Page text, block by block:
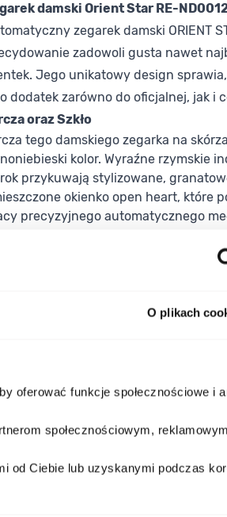
O plikach
oferować funkcje społecznościowe i
społecznościowym,
od Ciebie lub uzyskanymi podczas
damski Orient Star RE-
zegarek damski ORIENT
zadowoli gusta nawet
Jego unikatowy design
dodatek zarówno do oficjalnej, jak i
oraz Szkło
tego damskiego zegarka na
kolor. Wyraźne rzymskie
przykuwają stylizowane,
okienko open heart, które
precyzyjnego automatycznego
szkło mineralne. Materiał
co czyni go bardziej